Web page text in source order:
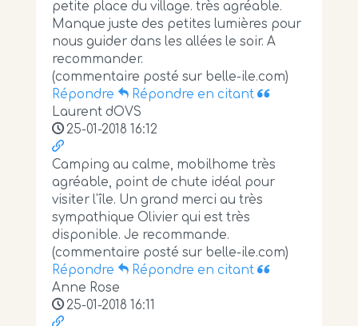
petite place du village. très agréable.
Manque juste des petites lumières pour
nous guider dans les allées le soir. A
recommander.
(commentaire posté sur belle-ile.com)
Répondre
Répondre en citant
Laurent dOVS
25-01-2018 16:12
Camping au calme, mobilhome très
agréable, point de chute idéal pour
visiter l'île. Un grand merci au très
sympathique Olivier qui est très
disponible. Je recommande.
(commentaire posté sur belle-ile.com)
Répondre
Répondre en citant
Anne Rose
25-01-2018 16:11